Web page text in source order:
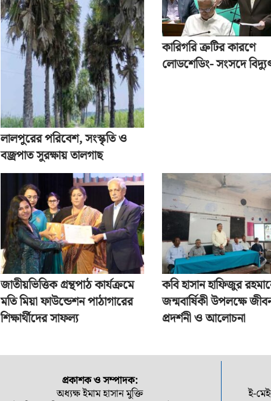
লালপুরের পরিবেশ, সংস্কৃতি ও
বজ্রপাত সুরক্ষায় তালগাছ
কারিগরি ত্রুটির কারণে
লোডশেডিং- সংসদে
জাতীয়ভিত্তিক গ্রন্থপাঠ কার্যক্রমে
মতি মিয়া ফাউন্ডেশন পাঠাগারের
শিক্ষার্থীদের সাফল্য
কবি হাসান হাফিজুর
জন্মবার্ষিকী উপলক্ষে
প্রদর্শনী ও আলোচনা
প্রকাশক ও সম্পাদক:
অধ্যক্ষ ইমাম হাসান মুক্তি ই-